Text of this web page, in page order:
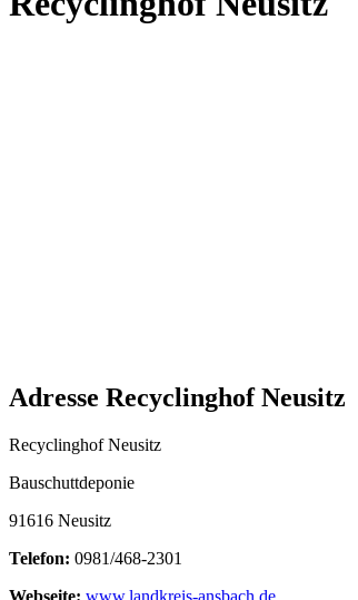
Adresse Recyclinghof Neusitz
Recyclinghof Neusitz
Bauschuttdeponie
91616 Neusitz
Telefon: 0981/468-2301
Webseite: www.landkreis-ansbach.de